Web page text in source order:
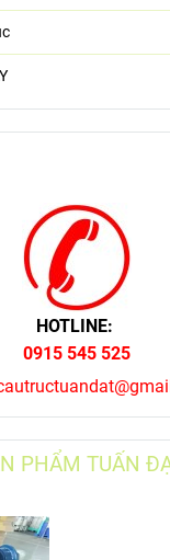
HOTLINE:
0915 545 525
PHẨM TUẤN